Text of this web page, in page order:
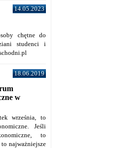
14.05.2023
chętne do
studenci i
18.06.2019
w
września, to
Jeśli
to
najważniejsze